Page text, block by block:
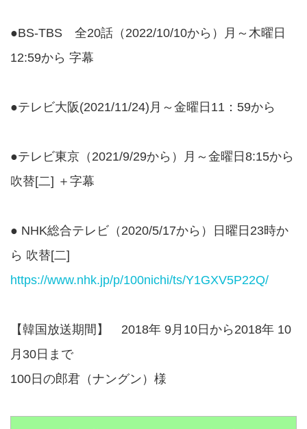
●BS-TBS 全20話（2022/10/10から）月～木曜日
12:59から 字幕
●テレビ大阪(2021/11/24)月～金曜日11：59から
●テレビ東京（2021/9/29から）月～金曜日8:15から
吹替[二] ＋字幕
● NHK総合テレビ（2020/5/17から）日曜日23時か
ら 吹替[二]
https://www.nhk.jp/p/100nichi/ts/Y1GXV5P22Q/
【韓国放送期間】 2018年 9月10日から2018年 10
月30日まで
100日の郎君（ナングン）様